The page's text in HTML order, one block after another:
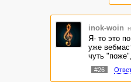
inok-woin
Я- то это
уже
чуть
#26